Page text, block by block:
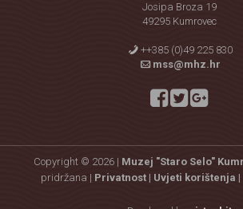
Josipa Broza 19
49295 Kumrovec
++385 (0)49 225 830
mss@mhz.hr
Copyright © 2026 | Muzej "Staro Selo"
pridržana | Privatnost | Uvjeti korištenja |